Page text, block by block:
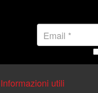
Informazioni utili